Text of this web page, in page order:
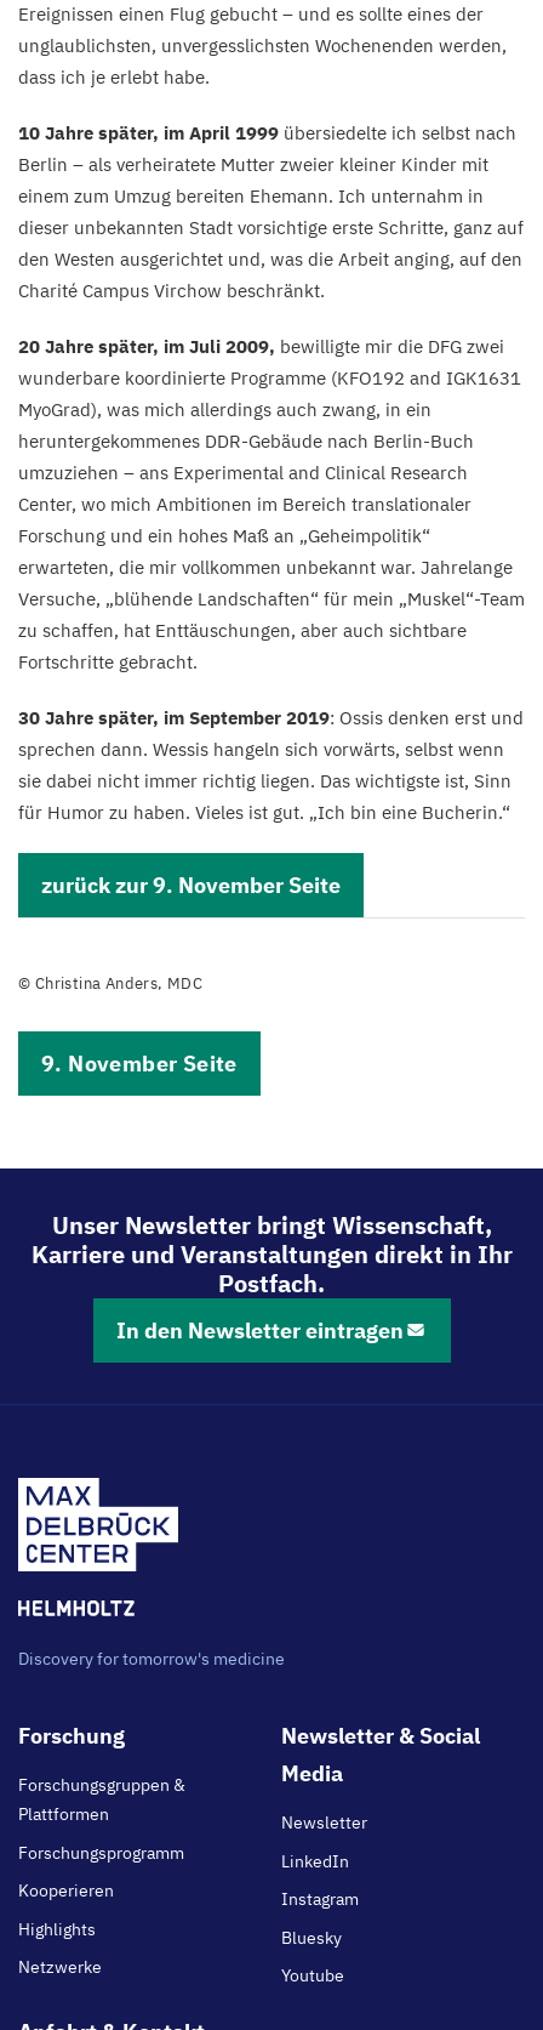
Ereignissen einen Flug gebucht – und es sollte eines der
unglaublichsten, unvergesslichsten Wochenenden werden,
dass ich je erlebt habe.
10 Jahre später, im April 1999 übersiedelte ich selbst nach
Berlin – als verheiratete Mutter zweier kleiner Kinder mit
einem zum Umzug bereiten Ehemann. Ich unternahm in
dieser unbekannten Stadt vorsichtige erste Schritte, ganz auf
den Westen ausgerichtet und, was die Arbeit anging, auf den
Charité Campus Virchow beschränkt.
20 Jahre später, im Juli 2009, bewilligte mir die DFG zwei
wunderbare koordinierte Programme (KFO192 and IGK1631
MyoGrad), was mich allerdings auch zwang, in ein
heruntergekommenes DDR-Gebäude nach Berlin-Buch
umzuziehen – ans Experimental and Clinical Research
Center, wo mich Ambitionen im Bereich translationaler
Forschung und ein hohes Maß an „Geheimpolitik“
erwarteten, die mir vollkommen unbekannt war. Jahrelange
Versuche, „blühende Landschaften“ für mein „Muskel“-Team
zu schaffen, hat Enttäuschungen, aber auch sichtbare
Fortschritte gebracht.
30 Jahre später, im September 2019: Ossis denken erst und
sprechen dann. Wessis hangeln sich vorwärts, selbst wenn
sie dabei nicht immer richtig liegen. Das wichtigste ist, Sinn
für Humor zu haben. Vieles ist gut. „Ich bin eine Bucherin.“
zurück zur9. November Seite
© Christina Anders, MDC
9. November Seite
Unser Newsletter bringt Wissenschaft,
Karriere und Veranstaltungen direkt in Ihr
Postfach.
In den Newsletter eintragen
Discovery for tomorrow's medicine
Footer
Forschung
Forschungsgruppen &
Plattformen
Forschungsprogramm
Kooperieren
Highlights
Netzwerke
Newsletter & Social
Media
Newsletter
LinkedIn
Instagram
Bluesky
Youtube